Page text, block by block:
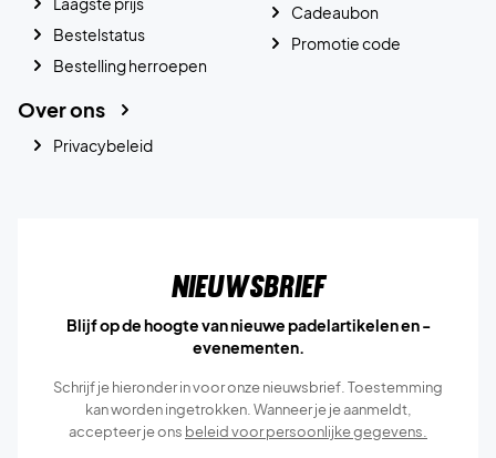
Bestelstatus
Bestelling herroepen
Cadeaubon
Promotie code
Over ons
Privacybeleid
Nieuwsbrief
Blijf op de hoogte van nieuwe padelartikelen en -
evenementen.
Schrijf je hieronder in voor onze nieuwsbrief. Toestemming
kan worden ingetrokken. Wanneer je je aanmeldt,
accepteer je ons beleid voor persoonlijke gegevens.